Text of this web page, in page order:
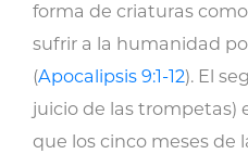
forma de criaturas
sufrir a la humanidad
(Apocalipsis 9:1-12). El
juicio de las trompetas)
que los cinco meses de